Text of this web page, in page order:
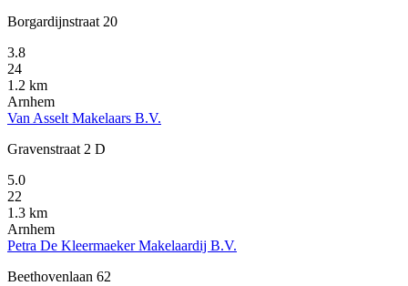
Borgardijnstraat 20
3.8
24
1.2 km
Arnhem
Van Asselt Makelaars B.V.
Gravenstraat 2 D
5.0
22
1.3 km
Arnhem
Petra De Kleermaeker Makelaardij B.V.
Beethovenlaan 62